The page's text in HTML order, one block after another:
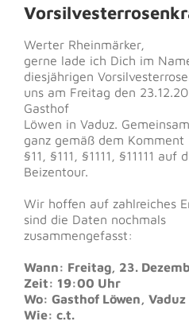
Werter Rheinmärker,
gerne lade ich Dich im
diesjährigen
uns am Freitag den
Gasthof
Löwen in Vaduz.
ganz gemäß dem Komment
§11, §111, §1111, §11111 auf
Beizentour.
Wir hoffen auf zahlreiches
sind die Daten nochmals
zusammengefasst:
Wann: Freitag, 23.
Zeit: 19:00 Uhr
Wo: Gasthof Löwen, Vaduz
Wie: c.t.